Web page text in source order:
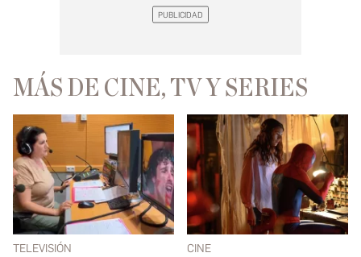
MÁS DE CINE, TV Y SERIES
TELEVISIÓN CINE